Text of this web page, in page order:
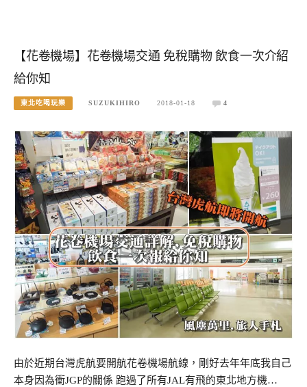
【花卷機場】花卷機場交通 免稅購物 飲食一次介紹
給你知
東北吃喝玩樂 SUZUKIHIRO 2018-01-18 4
由於近期台灣虎航要開航花卷機場航線，剛好去年年底我自己
本身因為衝JGP的關係 跑過了所有JAL有飛的東北地方機…